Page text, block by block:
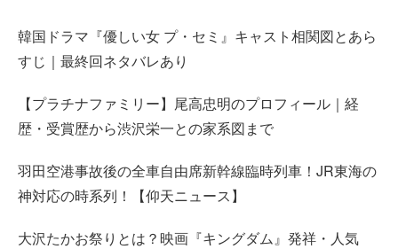
韓国ドラマ『優しい女 プ・セミ』キャスト相関図とあら
すじ｜最終回ネタバレあり
【プラチナファミリー】尾高忠明のプロフィール｜経
歴・受賞歴から渋沢栄一との家系図まで
羽田空港事故後の全車自由席新幹線臨時列車！JR東海の
神対応の時系列！【仰天ニュース】
大沢たかお祭りとは？映画『キングダム』発祥・人気